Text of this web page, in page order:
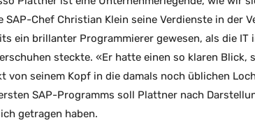
SAP-Chef Christian Klein seine Verdienste in der
ein brillanter Programmierer gewesen, als die IT
steckte. «Er hatte einen so klaren Blick,
von seinem Kopf in die damals noch üblichen
SAP-Programms soll Plattner nach
getragen haben.